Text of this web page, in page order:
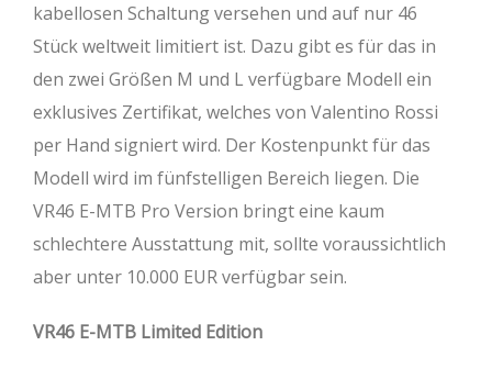
kabellosen Schaltung versehen und auf nur 46
Stück weltweit limitiert ist. Dazu gibt es für das in
den zwei Größen M und L verfügbare Modell ein
exklusives Zertifikat, welches von Valentino Rossi
per Hand signiert wird. Der Kostenpunkt für das
Modell wird im fünfstelligen Bereich liegen. Die
VR46 E-MTB Pro Version bringt eine kaum
schlechtere Ausstattung mit, sollte voraussichtlich
aber unter 10.000 EUR verfügbar sein.
VR46 E-MTB Limited Edition